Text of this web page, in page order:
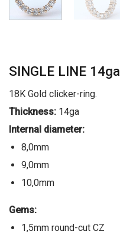
SINGLE LINE 14ga
18K Gold clicker-ring.
Thickness: 14ga
Internal diameter:
8,0mm
9,0mm
10,0mm
Gems:
1,5mm round-cut CZ